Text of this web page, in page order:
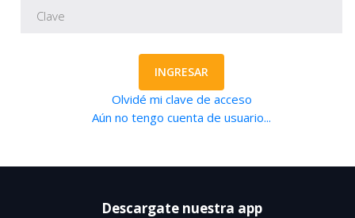
INGRESAR
Olvidé mi clave de acceso
Aún no tengo cuenta de usuario...
Descargate nuestra app